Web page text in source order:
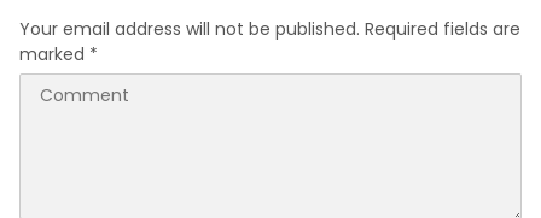
Your email address will not be published. Required fields are
marked *